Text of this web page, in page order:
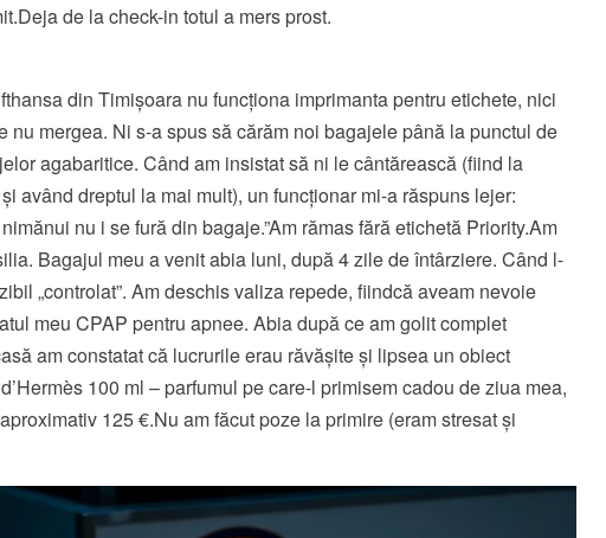
de la check-in totul a mers prost.
din Timișoara nu funcționa imprimanta pentru etichete, nici
nu mergea. Ni s-a spus să cărăm noi bagajele până la punctul de
agabaritice. Când am insistat să ni le cântărească (fiind la
având dreptul la mai mult), un funcționar mi-a răspuns lejer:
nimănui nu i se fură din bagaje.”Am rămas fără etichetă Priority.Am
Bagajul meu a venit abia luni, după 4 zile de întârziere. Când l-
„controlat”. Am deschis valiza repede, fiindcă aveam nevoie
meu CPAP pentru apnee. Abia după ce am golit complet
am constatat că lucrurile erau răvășite și lipsea un obiect
100 ml – parfumul pe care-l primisem cadou de ziua mea,
125 €.Nu am făcut poze la primire (eram stresat și